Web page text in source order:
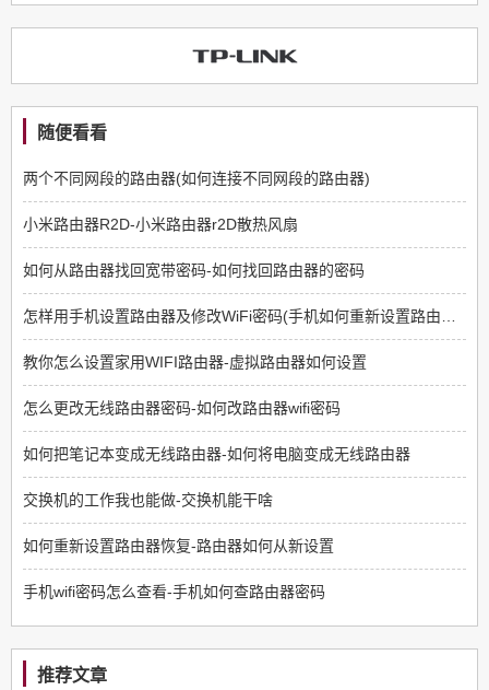
随便看看
两个不同网段的路由器(如何连接不同网段的路由器)
小米路由器R2D-小米路由器r2D散热风扇
如何从路由器找回宽带密码-如何找回路由器的密码
教你怎么设置家用WIFI路由器-虚拟路由器如何设置
怎么更改无线路由器密码-如何改路由器wifi密码
如何把笔记本变成无线路由器-如何将电脑变成无线路由器
交换机的工作我也能做-交换机能干啥
如何重新设置路由器恢复-路由器如何从新设置
手机wifi密码怎么查看-手机如何查路由器密码
推荐文章